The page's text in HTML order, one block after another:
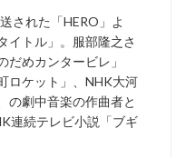
された「HERO」よ
イトル」。服部隆之さ
めカンタービレ」
ロケット」、NHK大河
の劇中音楽の作曲者と
連続テレビ小説「ブギ